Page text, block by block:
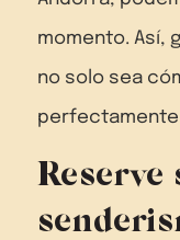
momento. Así,
no solo sea
perfectamente
Reserve